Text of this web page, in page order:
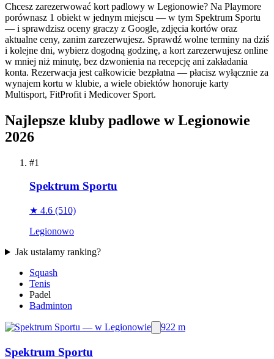
Chcesz zarezerwować kort padlowy w Legionowie? Na Playmore
porównasz 1 obiekt w jednym miejscu — w tym Spektrum Sportu
— i sprawdzisz oceny graczy z Google, zdjęcia kortów oraz
aktualne ceny, zanim zarezerwujesz. Sprawdź wolne terminy na dziś
i kolejne dni, wybierz dogodną godzinę, a kort zarezerwujesz online
w mniej niż minutę, bez dzwonienia na recepcję ani zakładania
konta. Rezerwacja jest całkowicie bezpłatna — płacisz wyłącznie za
wynajem kortu w klubie, a wiele obiektów honoruje karty
Multisport, FitProfit i Medicover Sport.
Najlepsze kluby padlowe w Legionowie
2026
#1
Spektrum Sportu
★ 4.6 (510)
Legionowo
Jak ustalamy ranking?
Squash
Tenis
Padel
Badminton
922 m
Spektrum Sportu